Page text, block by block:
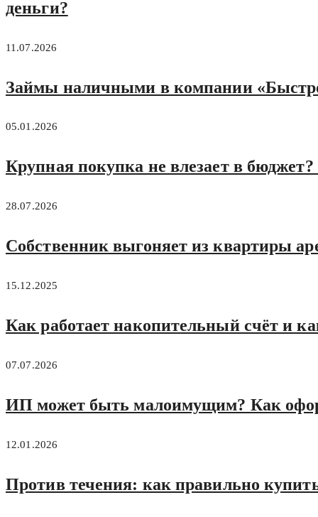
деньги?
11.07.2026
Займы наличными в компании
05.01.2026
Крупная покупка не влезает в
28.07.2026
Собственник выгоняет из квартиры
15.12.2025
Как работает накопительный счёт и
07.07.2026
ИП может быть малоимущим? Как
12.01.2026
Против течения: как правильно